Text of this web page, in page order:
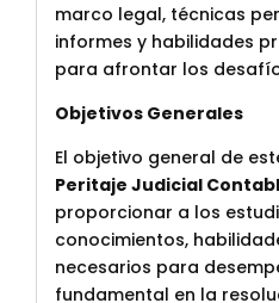
marco legal, técnicas
informes y habilidades
para afrontar los
Objetivos Generales
El objetivo general de
Peritaje Judicial
proporcionar a los
conocimientos,
necesarios para
fundamental en la